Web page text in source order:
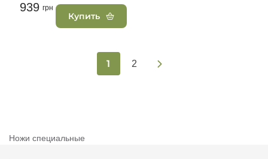
939 грн
Купить
1 2
Ножи специальные